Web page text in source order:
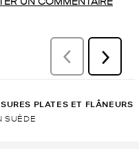
PLATES ET FLÂNEURS
SUÈDE